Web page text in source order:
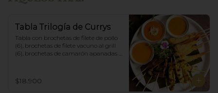
Tabla Trilogía de Currys
Tabla con brochetas de filete de pollo
(6), brochetas de filete vacuno al grill
(6), brochetas de camarón apanadas
amarillo.
$18.900